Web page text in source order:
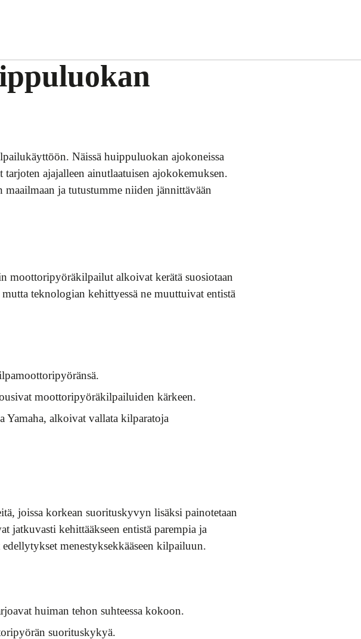
Näissä huippuluokan ajokoneissa
ajajalleen ainutlaatuisen ajokokemuksen.
ja tutustumme niiden jännittävään
alkoivat kerätä suosiotaan
teknologian kehittyessä ne muuttuivat entistä
moottoripyöräkilpailuiden kärkeen.
alkoivat vallata kilparatoja
joissa korkean suorituskyvyn lisäksi painotetaan
kehittääkseen entistä parempia ja
menestyksekkääseen kilpailuun.
huiman tehon suhteessa kokoon.
suorituskykyä.